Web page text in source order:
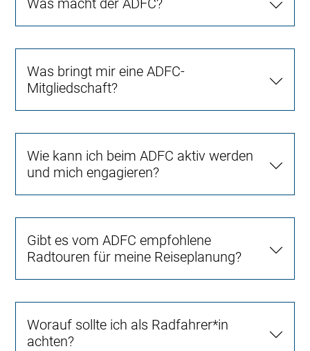
Was macht der ADFC?
Was bringt mir eine ADFC-
Mitgliedschaft?
Wie kann ich beim ADFC aktiv werden
und mich engagieren?
Gibt es vom ADFC empfohlene
Radtouren für meine Reiseplanung?
Worauf sollte ich als Radfahrer*in
achten?